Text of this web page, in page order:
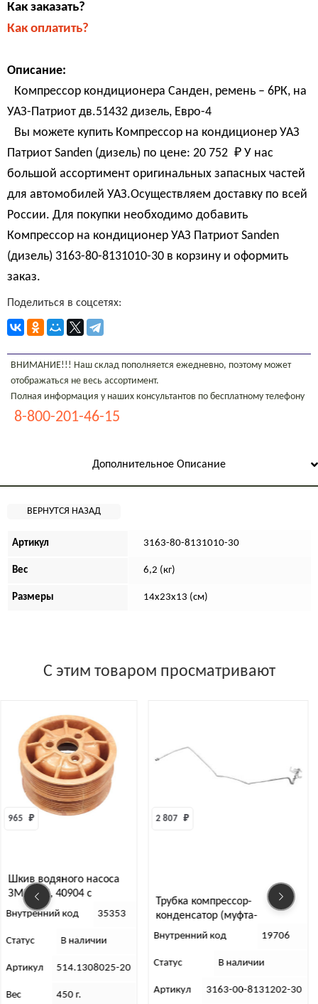
Как заказать?
Как оплатить?
Описание:
Компрессор кондиционера Санден, ремень – 6РК, на
УАЗ-Патриот дв.51432 дизель, Евро-4
Вы можете купить Компрессор на кондиционер УАЗ
Патриот Sanden (дизель) по цене: 20 752 ₽ У нас
большой ассортимент оригинальных запасных частей
для автомобилей УАЗ.Осуществляем доставку по всей
России. Для покупки необходимо добавить
Компрессор на кондиционер УАЗ Патриот Sanden
(дизель) 3163-80-8131010-30 в корзину и оформить
заказ.
Поделиться в соцсетях:
ВНИМАНИЕ!!! Наш склад пополняется ежедневно, поэтому может
отображаться не весь ассортимент.
Полная информация у наших консультантов по бесплатному телефону
8-800-201-46-15
Дополнительное Описание
Артикул 3163-80-8131010-30
Вес 6,2 (кг)
Размеры 14х23х13 (см)
С этим товаром просматривают
водяного насоса
514, 40904 с
код 35353
В наличии
514.1308025-20
Трубка компрессор-
конденсатор (муфта-
испаритель) УАЗ Патриот
₽
Внутренний код 19706
Статус В наличии
Артикул 3163-00-8131202-30